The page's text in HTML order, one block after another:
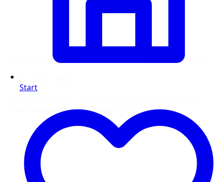
Powered byIssuu
Publish for Free
[the_ad id=“65″]
den Handwerker und vieles mehr!
Start